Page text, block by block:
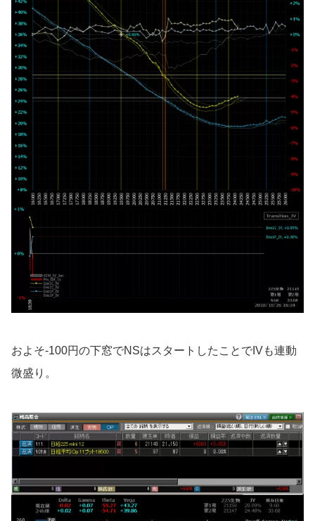
およそ-100円の下窓でNSはスタートしたことでIVも連動
微盛り。